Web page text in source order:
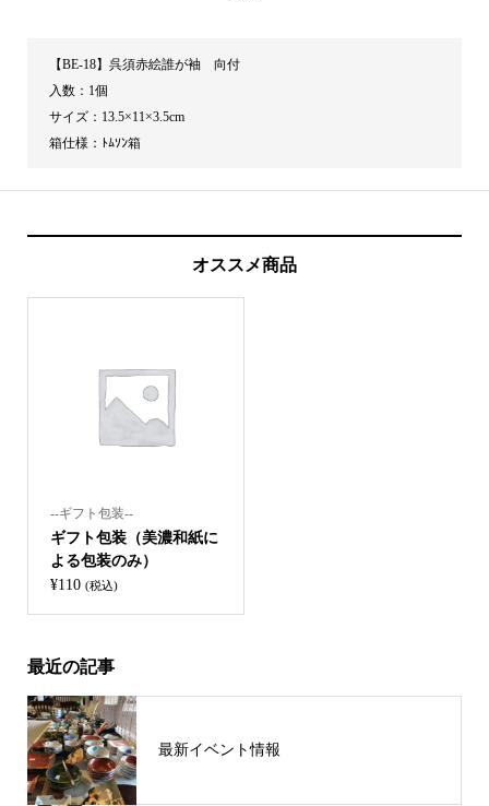
個
【BE-18】呉須赤絵誰が袖 向付
入数：1個
サイズ：13.5×11×3.5cm
箱仕様：ﾄﾑｿﾝ箱
オススメ商品
--ギフト包装--
ギフト包装（美濃和紙に
よる包装のみ）
¥110 (税込)
最近の記事
最新イベント情報